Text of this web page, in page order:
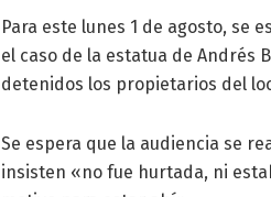
Para este lunes 1 de agosto, se
el caso de la estatua de Andrés
detenidos los propietarios del
Se espera que la audiencia se
insisten «no fue hurtada, ni